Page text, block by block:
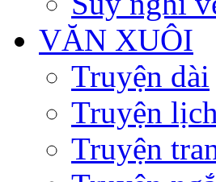
VĂN XUÔI
Truyện dài
Truyện
Truyện